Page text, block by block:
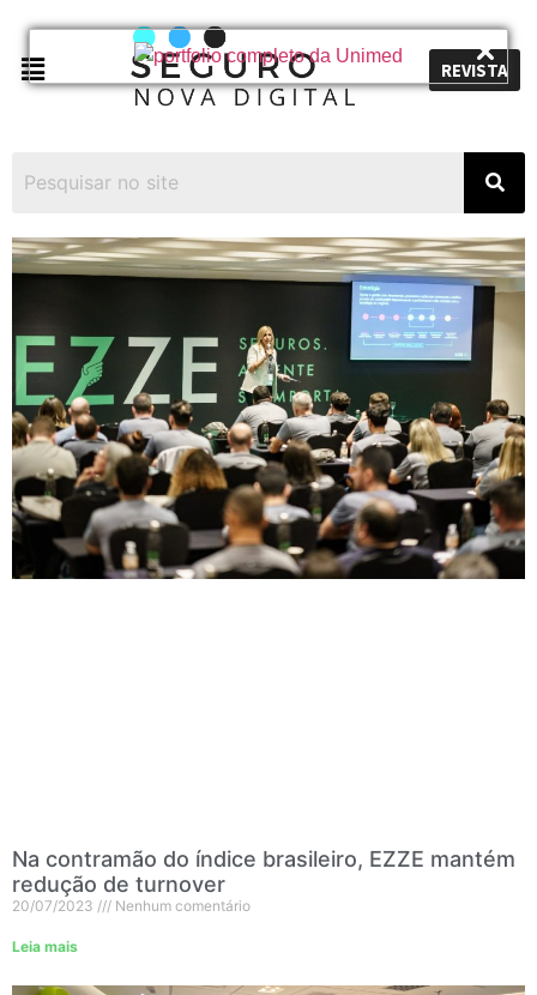
REVISTA
Na contramão do índice brasileiro, EZZE mantém
redução de turnover
20/07/2023 Nenhum comentário
Leia mais